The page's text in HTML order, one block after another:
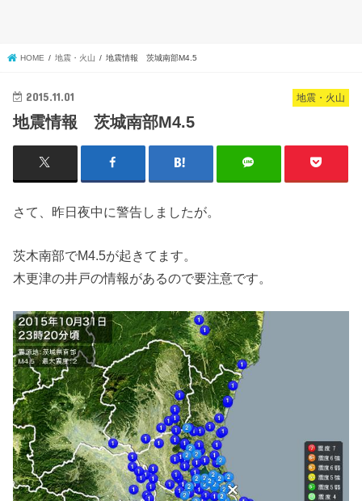
HOME 地震・火山 地震情報 茨城南部M4.5
地震・火山
2015.11.01
地震情報 茨城南部M4.5
さて、昨日夜中に警告しましたが。
茨木南部でM4.5が起きてます。
木更津の井戸の情報があるので要注意です。